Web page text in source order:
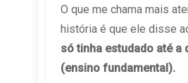
O que me chama mais
história é que ele disse
só tinha estudado até a
(ensino fundamental).